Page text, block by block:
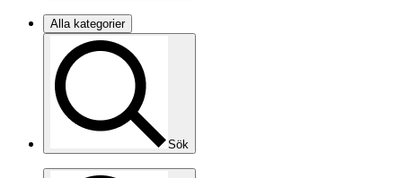
Alla kategorier
Sök